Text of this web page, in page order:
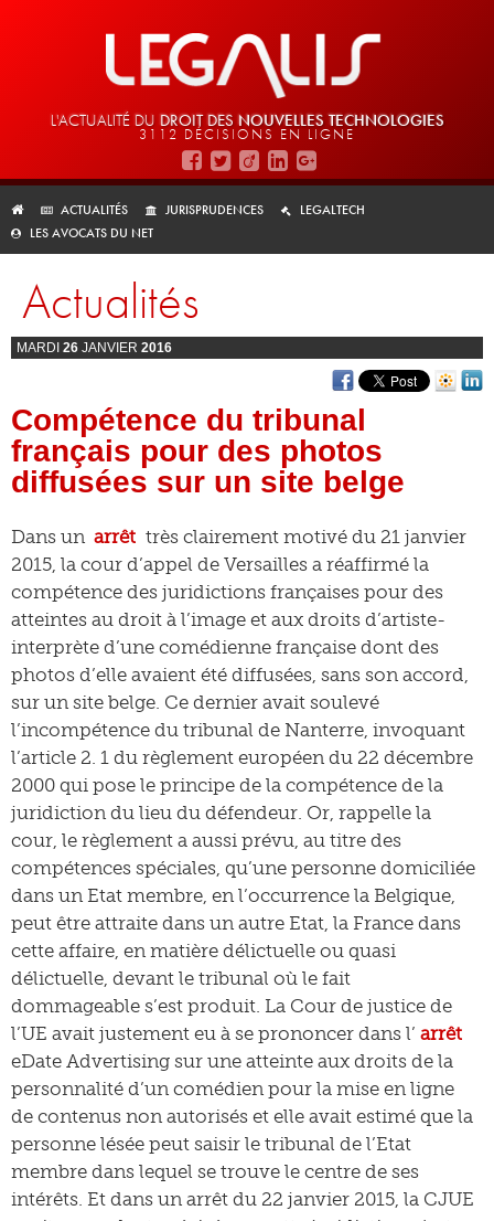
L'ACTUALITÉ DU DROIT DES NOUVELLES TECHNOLOGIES
3112 DÉCISIONS EN LIGNE
ACTUALITÉS JURISPRUDENCES
LEGALTECH
LES AVOCATS DU NET
Actualités
MARDI 26 JANVIER 2016
Compétence du tribunal
français pour des photos
diffusées sur un site belge
Dans un arrêt très clairement motivé du 21 janvier
2015, la cour d’appel de Versailles a réaffirmé la
compétence des juridictions françaises pour des
atteintes au droit à l’image et aux droits d’artiste-
interprète d’une comédienne française dont des
photos d’elle avaient été diffusées, sans son accord,
sur un site belge. Ce dernier avait soulevé
l’incompétence du tribunal de Nanterre, invoquant
l’article 2. 1 du règlement européen du 22 décembre
2000 qui pose le principe de la compétence de la
juridiction du lieu du défendeur. Or, rappelle la
cour, le règlement a aussi prévu, au titre des
compétences spéciales, qu’une personne domiciliée
dans un Etat membre, en l’occurrence la Belgique,
peut être attraite dans un autre Etat, la France dans
cette affaire, en matière délictuelle ou quasi
délictuelle, devant le tribunal où le fait
dommageable s’est produit. La Cour de justice de
l’UE avait justement eu à se prononcer dans l’ arrêt
eDate Advertising sur une atteinte aux droits de la
personnalité d’un comédien pour la mise en ligne
de contenus non autorisés et elle avait estimé que la
personne lésée peut saisir le tribunal de l’Etat
membre dans lequel se trouve le centre de ses
intérêts. Et dans un arrêt du 22 janvier 2015, la CJUE